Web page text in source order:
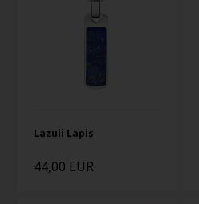
Lazuli Lapis
44,00 EUR